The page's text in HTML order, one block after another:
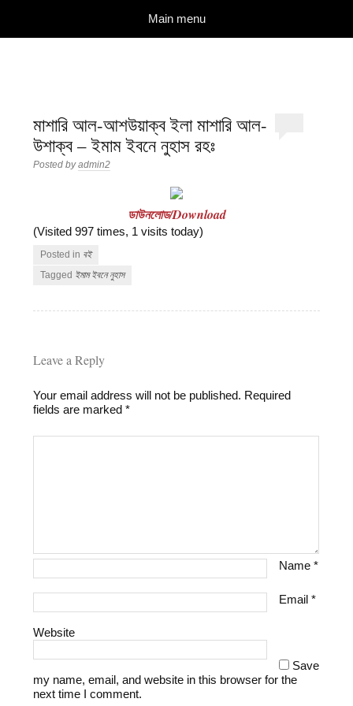
Main menu
মাশারি আল-আশউয়াক্ব ইলা মাশারি আল-
উশাক্ব – ইমাম ইবনে নুহাস রহঃ
Posted byadmin2
ডাউনলোড/Download
(Visited 997 times, 1 visits today)
Posted in বই
Tagged ইমাম ইবনে নুহাস
Leave a Reply
Your email address will not be published. Required
fields are marked*
Name*
Email*
Website
Save
my name, email, and website in this browser for the
next time I comment.